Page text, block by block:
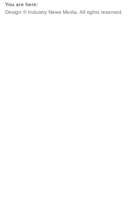
You are here:
Design © Industry News Media. All rights reserved.